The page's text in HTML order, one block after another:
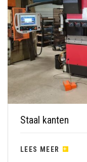
Staal kanten
LEES MEER